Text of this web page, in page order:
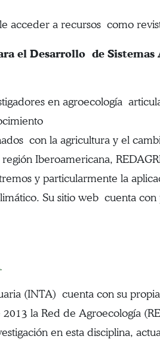
acceder a recursos como
el Desarrollo de
en agroecología
con la agricultura y el
Iberoamericana,
y particularmente la
Su sitio web cuenta
(INTA) cuenta con su
la Red de Agroecología
en esta disciplina,